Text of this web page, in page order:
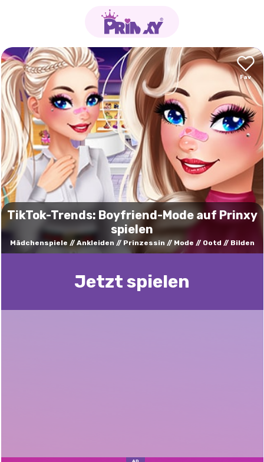
TikTok-Trends: Boyfriend-Mode auf Prinxy
spielen
Mädchenspiele Ankleiden Prinzessin Mode Ootd Bilden
Jetzt spielen